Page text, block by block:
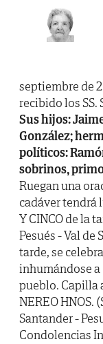
septiembre de
recibido los SS.
Sus hijos:
González;
políticos:
sobrinos,
Ruegan una
cadáver tendrá
Y CINCO de la
Pesués - Val de
tarde, se
inhumándose
pueblo. Capilla
NEREO HNOS.
Santander -
Condolencias